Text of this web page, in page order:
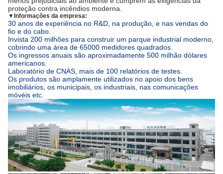
proteção contra incêndios moderna.
▼ Informações da empresa:
30 anos de experiência no R&D, na produção, e nas vendas do
fio e do cabo.
Invista 200 milhões para construir um parque industrial moderno,
cobrindo uma área de 65000 medidores quadrados.
Os ingressos anuais são aproximadamente 500 milhão dólares
americanos.
Laboratório de CNAS, mais de 100 relatórios de testes.
Os produtos são amplamente utilizados no apoio dos bens
imobiliários, os municipais, os industriais, nas comunicações
móvéis etc.